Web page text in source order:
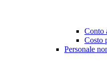
Conto
Costo
Personale